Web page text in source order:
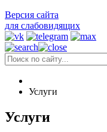
Версия сайта
для слабовидящих
Услуги
Услуги